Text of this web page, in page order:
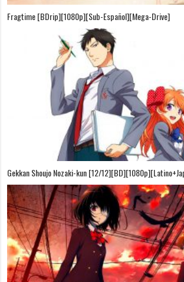
Fragtime [BDrip][1080p][Sub-Español][Mega-Drive]
Gekkan Shoujo Nozaki-kun [12/